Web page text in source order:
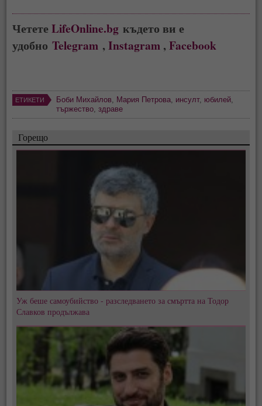
ЧететеLifeOnline.bg където ви е
удобноTelegram ,Instagram ,Facebook
ЕТИКЕТИ Боби Михайлов Мария Петрова инсулт, юбилей
тържество ,здраве
Горещо
Уж беше самоубийство - разследването за смъртта на Тодор
Славков продължава